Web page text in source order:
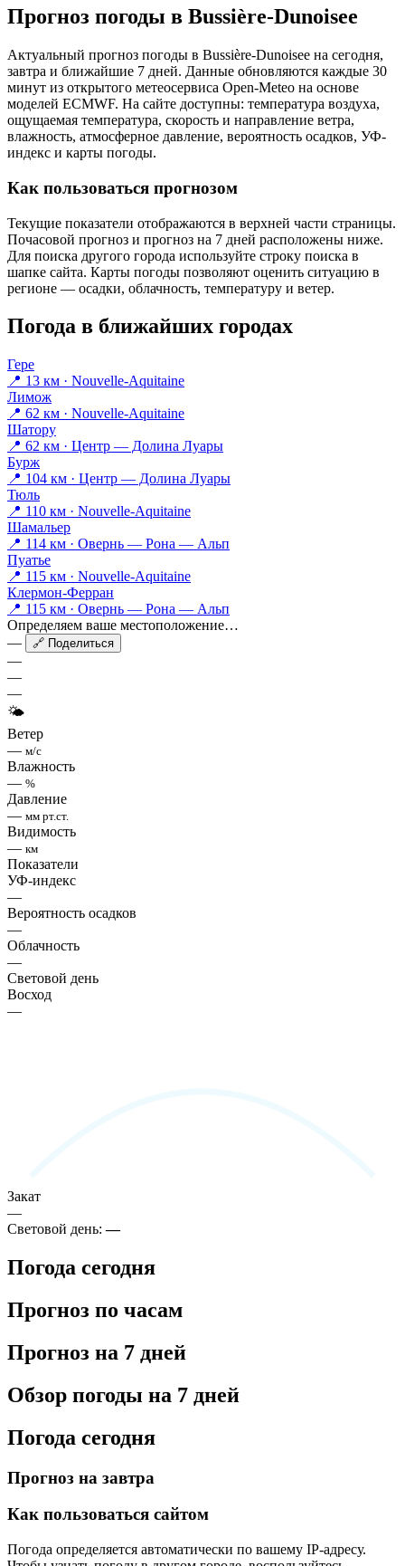
Прогноз погоды в Bussière-Dunoiseе
Актуальный прогноз погоды в Bussière-Dunoiseе на сегодня,
завтра и ближайшие 7 дней. Данные обновляются каждые 30
минут из открытого метеосервиса Open-Meteo на основе
моделей ECMWF. На сайте доступны: температура воздуха,
ощущаемая температура, скорость и направление ветра,
влажность, атмосферное давление, вероятность осадков, УФ-
индекс и карты погоды.
Как пользоваться прогнозом
Текущие показатели отображаются в верхней части страницы.
Почасовой прогноз и прогноз на 7 дней расположены ниже.
Для поиска другого города используйте строку поиска в
шапке сайта. Карты погоды позволяют оценить ситуацию в
регионе — осадки, облачность, температуру и ветер.
Погода в ближайших городах
Гере
📍 13 км · Nouvelle-Aquitaine
Лимож
📍 62 км · Nouvelle-Aquitaine
Шатору
📍 62 км · Центр — Долина Луары
Бурж
📍 104 км · Центр — Долина Луары
Тюль
📍 110 км · Nouvelle-Aquitaine
Шамальер
📍 114 км · Овернь — Рона — Альп
Пуатье
📍 115 км · Nouvelle-Aquitaine
Клермон-Ферран
📍 115 км · Овернь — Рона — Альп
Определяем ваше местоположение…
—
🔗 Поделиться
—
—
—
🌤
Ветер
— м/с
Влажность
— %
Давление
— мм рт.ст.
Видимость
— км
Показатели
УФ-индекс
—
Вероятность осадков
—
Облачность
—
Световой день
Восход
—
Закат
—
Световой день:—
Погода сегодня
Прогноз по часам
Прогноз на 7 дней
Обзор погоды на 7 дней
Погода сегодня
Прогноз на завтра
Как пользоваться сайтом
Погода определяется автоматически по вашему IP-адресу.